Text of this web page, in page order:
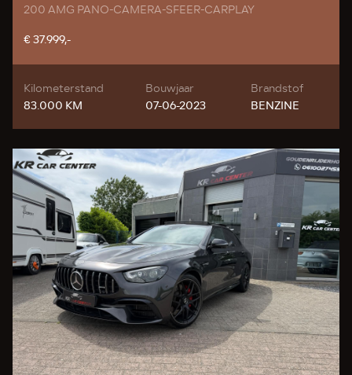
200 AMG PANO-CAMERA-SFEER-CARPLAY
€ 37.999,-
Kilometerstand
83.000 KM
Bouwjaar
07-06-2023
Brandstof
BENZINE